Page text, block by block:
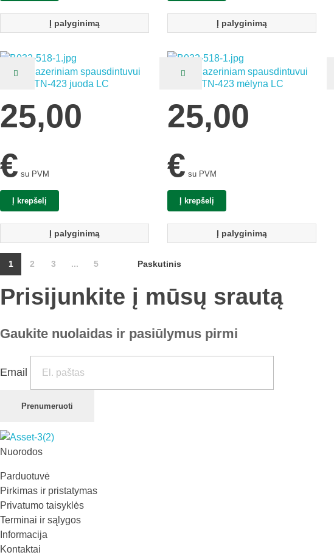
Į palyginimą Į palyginimą
Kasetė lazeriniam spausdintuvui
Brother TN-423 juoda LC
25,00
€ su PVM
Į krepšelį
Į palyginimą
Kasetė lazeriniam spausdintuvui
Brother TN-423 mėlyna LC
25,00
€ su PVM
Į krepšelį
Į palyginimą
1 2 3 ... 5 Paskutinis
Prisijunkite į mūsų srautą
Gaukite nuolaidas ir pasiūlymus pirmi
Email
Prenumeruoti
Rutana - Raštinės reikmenys
Prekiaujame pasaulinėje rinkoje pripažintomis, kokybiškomis biuro prekėmis tokių gamintojų kaip: Schneider, Esselte, Novus, 3M, Faber-Castell, Citizen, Milan, Leitz, Colop, Zebra, Staedtler, Durable, Tork, Parker, Waterman ir kt.
Nuorodos
Parduotuvė
Pirkimas ir pristatymas
Privatumo taisyklės
Terminai ir sąlygos
Informacija
Kontaktai